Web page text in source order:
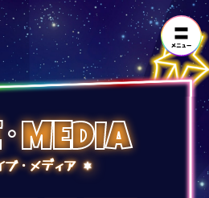
MEDIA
ブ・メディア